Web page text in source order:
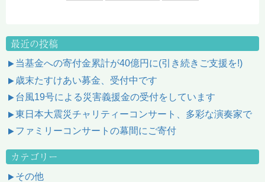
最近の投稿
当基金への寄付金累計が40億円に(引き続きご支援を!)
歳末たすけあい募金、受付中です
台風19号による災害義援金の受付をしています
東日本大震災チャリティーコンサート、多彩な演奏家で
ファミリーコンサートの幕間にご寄付
カテゴリー
その他